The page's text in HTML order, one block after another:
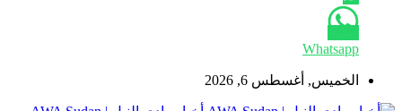
Whatsapp
الخميس, أغسطس 6, 2026